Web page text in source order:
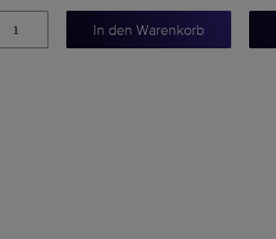
In den Warenkorb